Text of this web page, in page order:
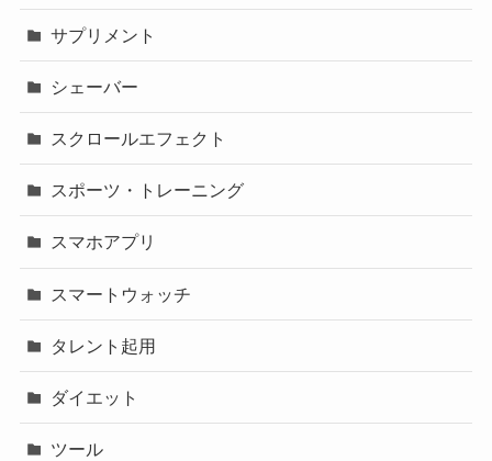
サプリメント
シェーバー
スクロールエフェクト
スポーツ・トレーニング
スマホアプリ
スマートウォッチ
タレント起用
ダイエット
ツール